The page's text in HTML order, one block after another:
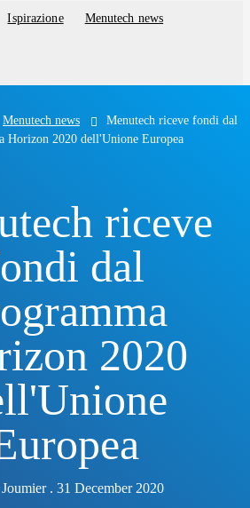
Ispirazione Menutech news
Menutech news
Menutech riceve fondi dal
Horizon 2020 dell'Unione Europea
riceve
dal
2020
. 31 December 2020